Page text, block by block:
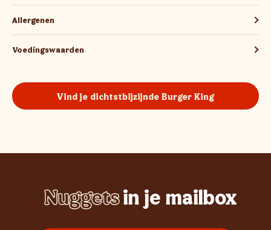
Allergenen
Voedingswaarden
Vind je dichtstbijzijnde Burger King
Whopper
Nuggets
Frietjes
Burgers
Chicken
Sundae
in je mailbox